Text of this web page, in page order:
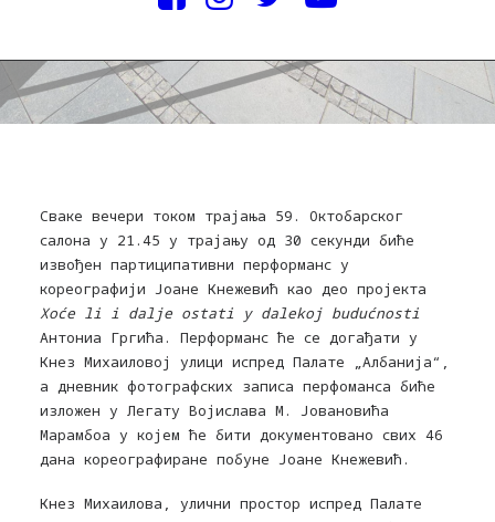
Сваке вечери током трајања 59. Октобарског
салона у 21.45 у трајању од 30 секунди биће
извођен партиципативни перформанс у
кореографији Јоане Кнежевић као део пројекта
Xoće li i dalje ostati y dalekoj budućnosti
Антониа Гргића. Перформанс ће се догађати у
Кнез Михаиловој улици испред Палате „Албанија“,
а дневник фотографских записа перфоманса биће
изложен у Легату Војислава М. Јовановића
Марамбоа у којем ће бити документовано свих 46
дана кореографиране побуне Јоане Кнежевић.
Кнез Михаилова, улични простор испред Палате